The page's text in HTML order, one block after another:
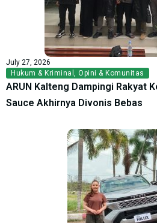
July 27, 2026
Hukum & Kriminal , Opini & Komunitas
ARUN Kalteng Dampingi Rakyat
Sauce Akhirnya Divonis Bebas